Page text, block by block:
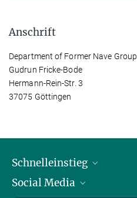
Anschrift
Department of Former Nave Group
Gudrun Fricke-Bode
Hermann-Rein-Str. 3
37075 Göttingen
Schnelleinstieg
Alumni
Social Media